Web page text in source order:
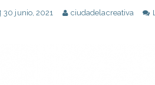
30 junio, 2021 ciudadelacreativa